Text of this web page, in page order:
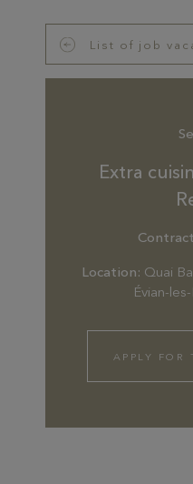
List of job
Extra
Location: Quai
Évian-
APPLY FOR